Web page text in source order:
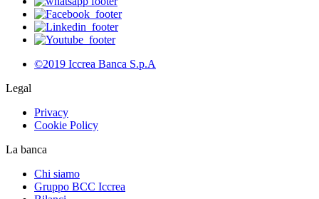
©2019 Iccrea Banca S.p.A
Legal
Privacy
Cookie Policy
La banca
Chi siamo
Gruppo BCC Iccrea